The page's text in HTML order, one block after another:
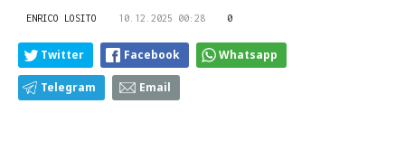
ENRICO LOSITO 10.12.2025 00:28 0
Twitter Facebook Whatsapp
Telegram Email